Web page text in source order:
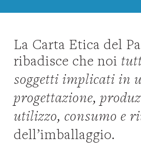
La Carta Etica del
ribadisce che noi
soggetti implicati in
progettazione,
utilizzo, consumo e
dell’imballaggio.